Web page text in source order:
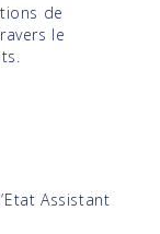
de
le
Assistant